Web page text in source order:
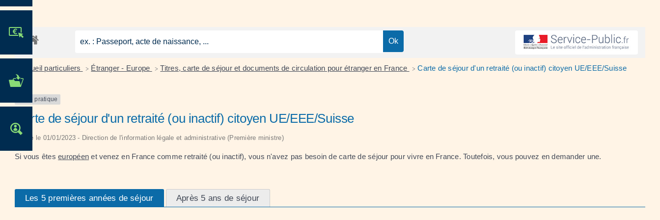
MES DÉMARCHES
OFFRES D'EMPLOI
Accueil particuliers > Étranger - Europe > Titres, carte de séjour et documents de circulation pour étranger en France > Carte de séjour d'un retraité (ou inactif) citoyen UE/EEE/Suisse
Fiche pratique
Carte de séjour d'un retraité (ou inactif) citoyen UE/EEE/Suisse
Vérifié le 01/01/2023 - Direction de l'information légale et administrative (Première ministre)
Si vous êteseuropéen et venez en France comme retraité (ou inactif), vous n'avez pas besoin de carte de séjour pour vivre en France. Toutefois, vous pouvez en demander une.
Les 5 premières années de séjour Après 5 ans de séjour